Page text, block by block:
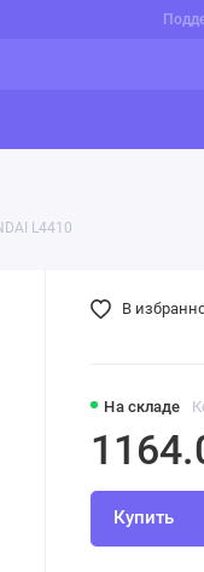
L4410
На складе
Купить
В